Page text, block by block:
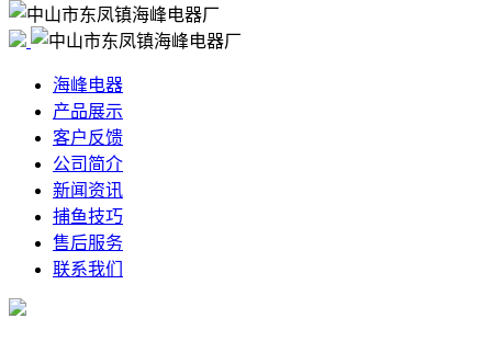
海峰电器
产品展示
客户反馈
公司简介
新闻资讯
捕鱼技巧
售后服务
联系我们